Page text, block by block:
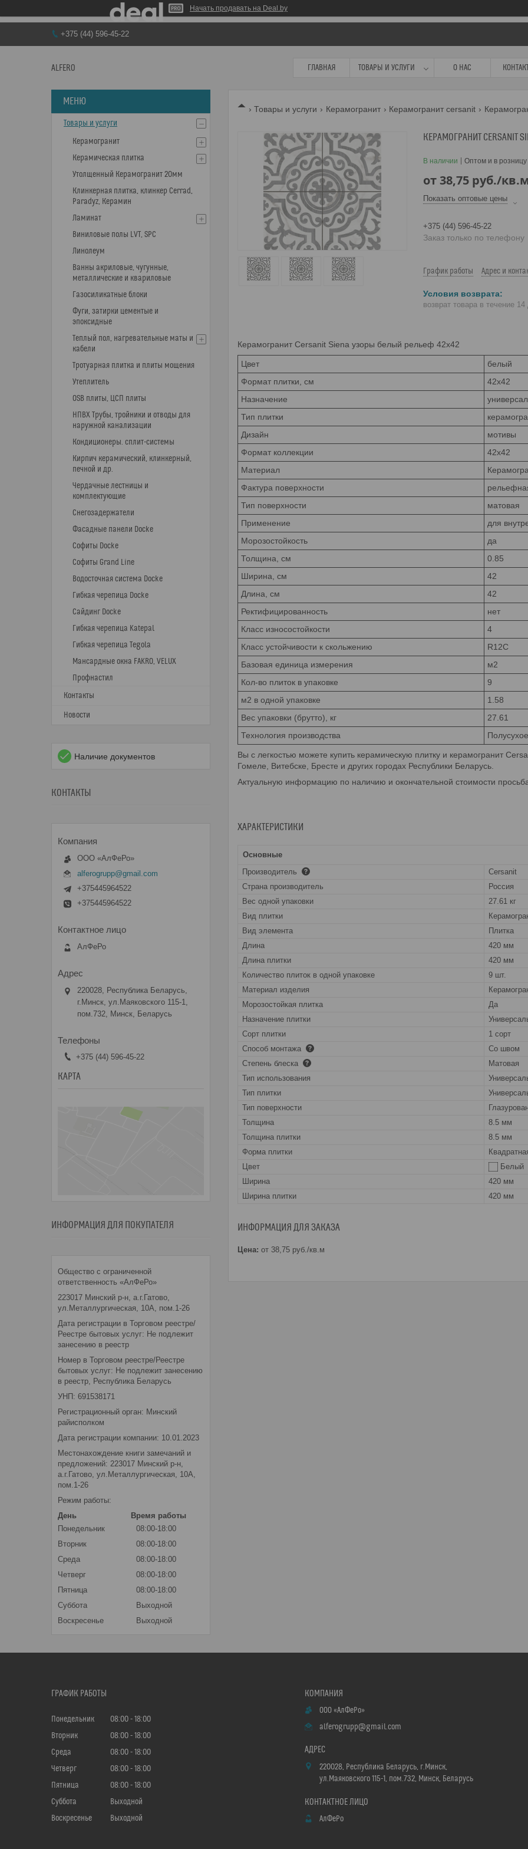
Начать продавать на Deal.by
+375 (44) 596-45-22
ALFERO ГЛАВНАЯ ТОВАРЫ И УСЛУГИ О НАС
Товары и услуги Керамогранит Керамогранит cersanit
КЕРАМОГРАНИТ CERSANIT
В наличии Оптом и в розницу
от 38,75 руб./
Показать оптовые цены
+375 (44) 596-45-22
Заказ только по телефону
График работы Адрес и
возврат товара в течение 14
Керамогранит Cersanit Siena узоры белый рельеф 42x42
Цвет
белый
Формат плитки, см
42x42
Назначение
Тип плитки
Дизайн
мотивы
Формат коллекции
42x42
Материал
Фактура поверхности
Тип поверхности
матовая
Применение
для
Морозостойкость
да
Толщина, см
0.85
Ширина, см
42
Длина, см
42
Ректифицированность
нет
Класс износостойкости
4
Класс устойчивости к скольжению
R12C
Базовая единица измерения
м2
Кол-во плиток в упаковке
9
м2 в одной упаковке
1.58
Вес упаковки (брутто), кг
27.61
Технология производства
Вы с легкостью можете купить керамическую плитку и керамогранит
Гомеле, Витебске, Бресте и других городах Республики Беларусь.
Актуальную информацию по наличию и окончательной стоимости
ХАРАКТЕРИСТИКИ
Основные
Производитель
Cersanit
Страна производитель
Россия
Вес одной упаковки
27.61 кг
Вид плитки
Вид элемента
Плитка
Длина
420 мм
Длина плитки
420 мм
Количество плиток в одной упаковке
9 шт.
Материал изделия
Морозостойкая плитка
Да
Назначение плитки
Сорт плитки
1 сорт
Способ монтажа
Со швом
Степень блеска
Матовая
Тип использования
Тип плитки
Тип поверхности
Толщина
8.5 мм
Толщина плитки
8.5 мм
Форма плитки
Цвет
Белый
Ширина
420 мм
Ширина плитки
420 мм
ИНФОРМАЦИЯ ДЛЯ ЗАКАЗА
Цена: от 38,75 руб./кв.м
Товары и услуги
Керамогранит
Керамическая плитка
Утолщенный Керамогранит 20мм
Клинкерная плитка, клинкер Cerrad,
Paradyz, Керамин
Ламинат
Виниловые полы LVT, SPC
Линолеум
Ванны акриловые, чугунные,
металлические и квариловые
Газосиликатные блоки
Фуги, затирки цементые и
эпоксидные
Теплый пол, нагревательные маты и
кабели
Тротуарная плитка и плиты мощения
Утеплитель
OSB плиты, ЦСП плиты
НПВХ Трубы, тройники и отводы для
наружной канализации
Кондиционеры. сплит-системы
Кирпич керамический, клинкерный,
печной и др.
Чердачные лестницы и
комплектующие
Снегозадержатели
Фасадные панели Docke
Софиты Docke
Софиты Grand Line
Водосточная система Docke
Гибкая черепица Docke
Сайдинг Docke
Гибкая черепица Katepal
Гибкая черепица Tegola
Мансардные окна FAKRO, VELUX
Профнастил
Контакты
Новости
Наличие документов
КОНТАКТЫ
ООО «АлФеРо»
alferogrupp@gmail.com
+375445964522
+375445964522
АлФеРо
220028, Республика Беларусь,
г.Минск, ул.Маяковского 115-1,
пом.732, Минск, Беларусь
+375 (44) 596-45-22
КАРТА
ИНФОРМАЦИЯ ДЛЯ ПОКУПАТЕЛЯ
Общество с ограниченной
ответственность «АлФеРо»
223017 Минский р-н, а.г.Гатово,
ул.Металлургическая, 10А, пом.1-26
Дата регистрации в Торговом реестре/
Реестре бытовых услуг: Не подлежит
занесению в реестр
Номер в Торговом реестре/Реестре
бытовых услуг: Не подлежит занесению
в реестр, Республика Беларусь
УНП: 691538171
Регистрационный орган: Минский
райисполком
Дата регистрации компании: 10.01.2023
Местонахождение книги замечаний и
предложений: 223017 Минский р-н,
а.г.Гатово, ул.Металлургическая, 10А,
пом.1-26
Режим работы:
День
Время работы
Понедельник
08:00-18:00
Вторник
08:00-18:00
Среда
08:00-18:00
Четверг
08:00-18:00
Пятница
08:00-18:00
Суббота
Выходной
Воскресенье
Выходной
ГРАФИК РАБОТЫ
Понедельник 08:00
18:00
Вторник
08:00
18:00
Среда
08:00
18:00
Четверг
08:00
18:00
Пятница
08:00
18:00
Суббота
Выходной
Воскресенье
Выходной
ООО «АлФеРо»
alferogrupp@gmail.com
220028, Республика Беларусь, г.Минск,
ул.Маяковского 115-1, пом.732, Минск, Беларусь
АлФеРо